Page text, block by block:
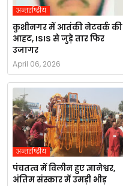
अन्तर्राष्ट्रीय
कुशीनगर में आतंकी नेटवर्क की
आहट, ISIS से जुड़े तार फिर
उजागर
April 06, 2026
अन्तर्राष्ट्रीय
पंचतत्व में विलीन हुए ज्ञानेश्वर,
अंतिम संस्कार में उमड़ी भीड़